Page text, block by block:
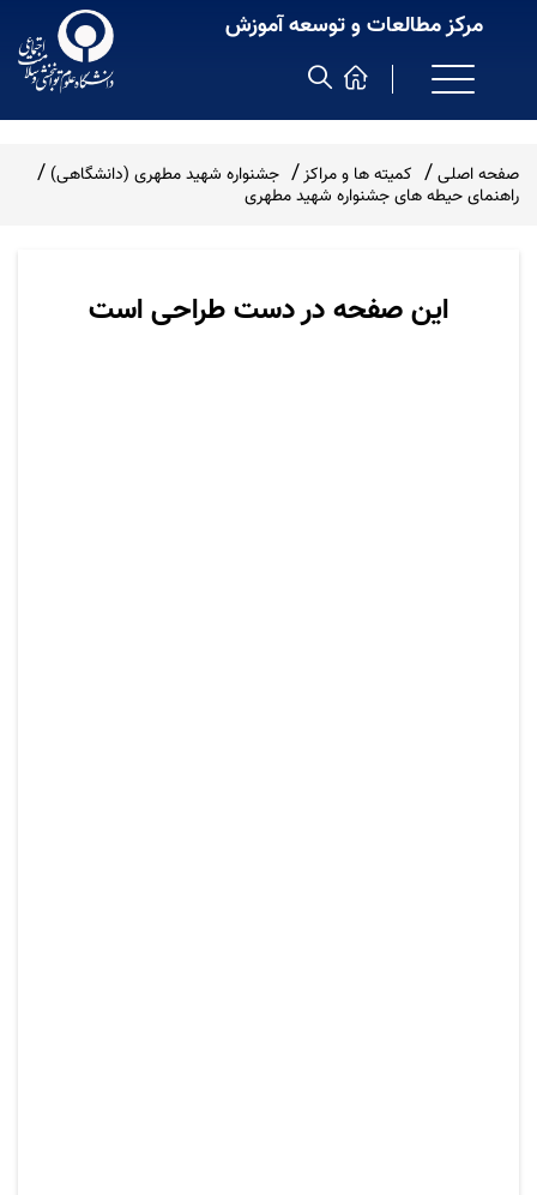
مرکز مطالعات و توسعه آموزش
صفحه اصلی کمیته ها و مراکز
جشنواره شهید مطهری (دانشگاهی)
راهنمای حیطه های جشنواره شهید مطهری
این صفحه در دست طراحی است